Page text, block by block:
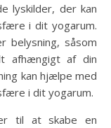
lyskilder, der kan
i dit yogarum.
belysning, såsom
afhængigt af din
kan hjælpe med
i dit yogarum.
til at skabe en